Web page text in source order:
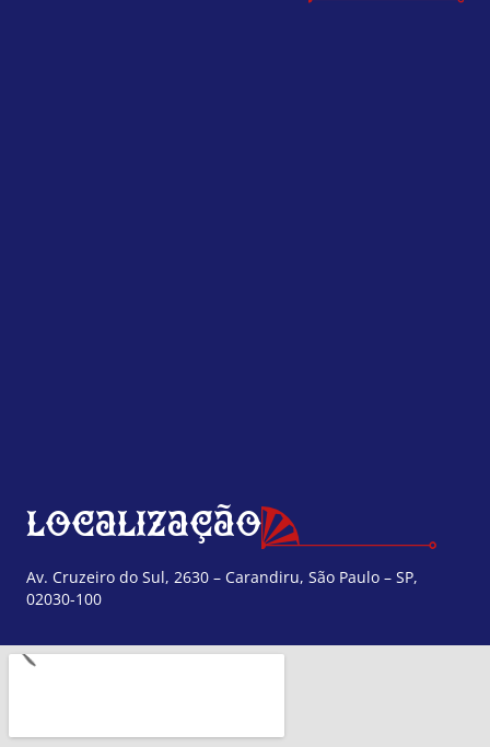
Localização
Av. Cruzeiro do Sul, 2630 – Carandiru, São Paulo – SP,
02030-100